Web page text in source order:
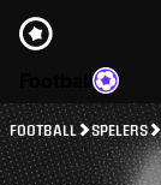
FOOTBALL SPELERS